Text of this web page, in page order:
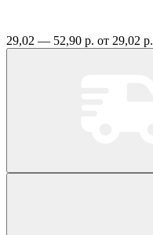
29,02 — 52,90 р. от 29,02 р.